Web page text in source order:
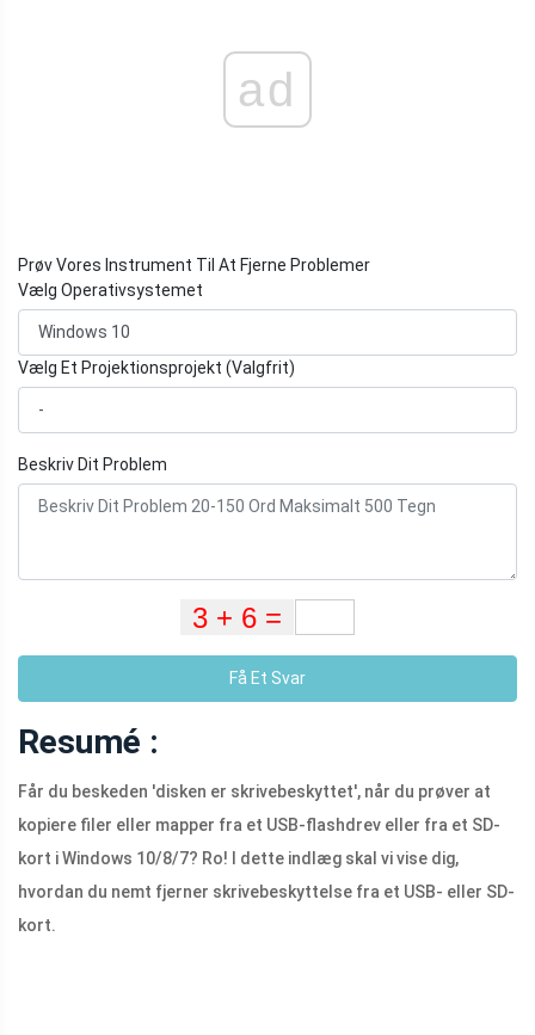
ad
Prøv Vores Instrument Til At Fjerne Problemer
Vælg Operativsystemet
Vælg Et Projektionsprojekt (Valgfrit)
Beskriv Dit Problem
Få Et Svar
Resumé :
Får du beskeden 'disken er skrivebeskyttet', når du prøver at
kopiere filer eller mapper fra et USB-flashdrev eller fra et SD-
kort i Windows 10/8/7? Ro! I dette indlæg skal vi vise dig,
hvordan du nemt fjerner skrivebeskyttelse fra et USB- eller SD-
kort.